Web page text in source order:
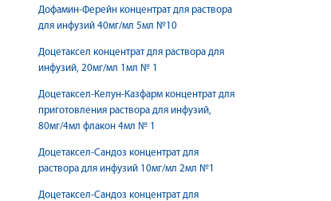
Дофамин-Ферейн концентрат для раствора
для инфузий 40мг/мл 5мл №10
Доцетаксел концентрат для раствора для
инфузий, 20мг/мл 1мл № 1
Доцетаксел-Келун-Казфарм концентрат для
приготовления раствора для инфузий,
80мг/4мл флакон 4мл № 1
Доцетаксел-Сандоз концентрат для
раствора для инфузий 10мг/мл 2мл №1
Доцетаксел-Сандоз концентрат для